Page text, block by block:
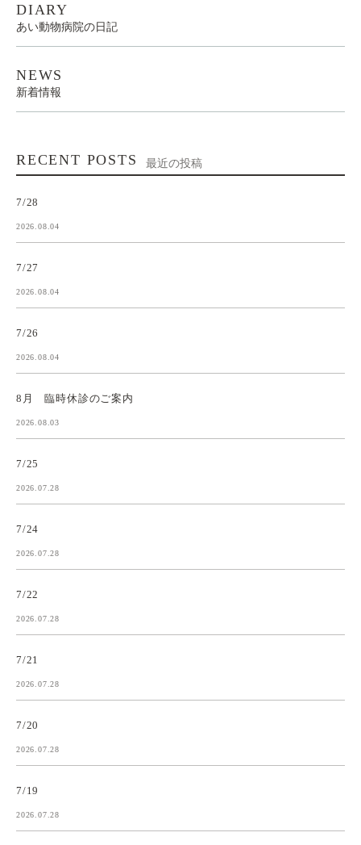
DIARY
あい動物病院の日記
NEWS
新着情報
RECENT POSTS 最近の投稿
7/28
2026.08.04
7/27
2026.08.04
7/26
2026.08.04
8月 臨時休診のご案内
2026.08.03
7/25
2026.07.28
7/24
2026.07.28
7/22
2026.07.28
7/21
2026.07.28
7/20
2026.07.28
7/19
2026.07.28